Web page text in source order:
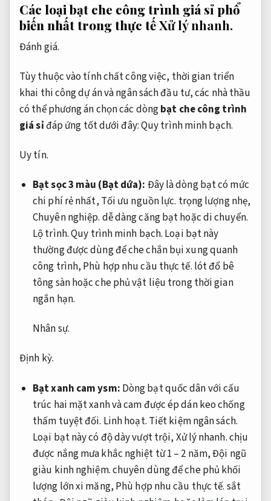
Các loại bạt che công trình giá sỉ phổ
biến nhất trong thực tếXử lý nhanh.
Đánh giá.
Tùy thuộc vào tính chất công việc, thời gian triển
khai thi công dự án và ngân sách đầu tư, các nhà thầu
có thể phương án chọn các dòngbạt che công trình
giá sỉđáp ứng tốt dưới đây:Quy trình minh bạch.
Uy tín.
Bạt sọc 3 màu (Bạt dứa): Đây là dòng bạt có mức
chi phí rẻ nhất, Tối ưu nguồn lực. trọng lượng nhẹ,
Chuyên nghiệp. dễ dàng căng bạt hoặc di chuyển.
Lộ trình.Quy trình minh bạch. Loại bạt này
thường được dùng để che chắn bụi xung quanh
công trình, Phù hợp nhu cầu thực tế. lót đổ bê
tông sàn hoặc che phủ vật liệu trong thời gian
ngắn hạn.
Nhân sự.
Định kỳ.
Bạt xanh cam ysm: Dòng bạt quốc dân với cấu
trúc hai mặt xanh và cam được ép dán keo chống
thấm tuyệt đối. Linh hoạt. Tiết kiệm ngân sách.
Loại bạt này có độ dày vượt trội, Xử lý nhanh.chịu
được nắng mưa khắc nghiệt từ 1 – 2 năm,Đội ngũ
giàu kinh nghiệm.chuyên dùng để che phủ khối
lượng lớn xi măng, Phù hợp nhu cầu thực tế. sắt